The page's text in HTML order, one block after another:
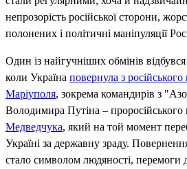
непрозорість російської сторони,
полонених і політичні маніпуляції
Один із найгучніших обмінів
коли Україна повернула з
Маріуполя, зокрема командирів з
Володимира Путіна – проросійського
Медведчука, який на той момент
Україні за державну зраду.
стало символом людяності, перемоги